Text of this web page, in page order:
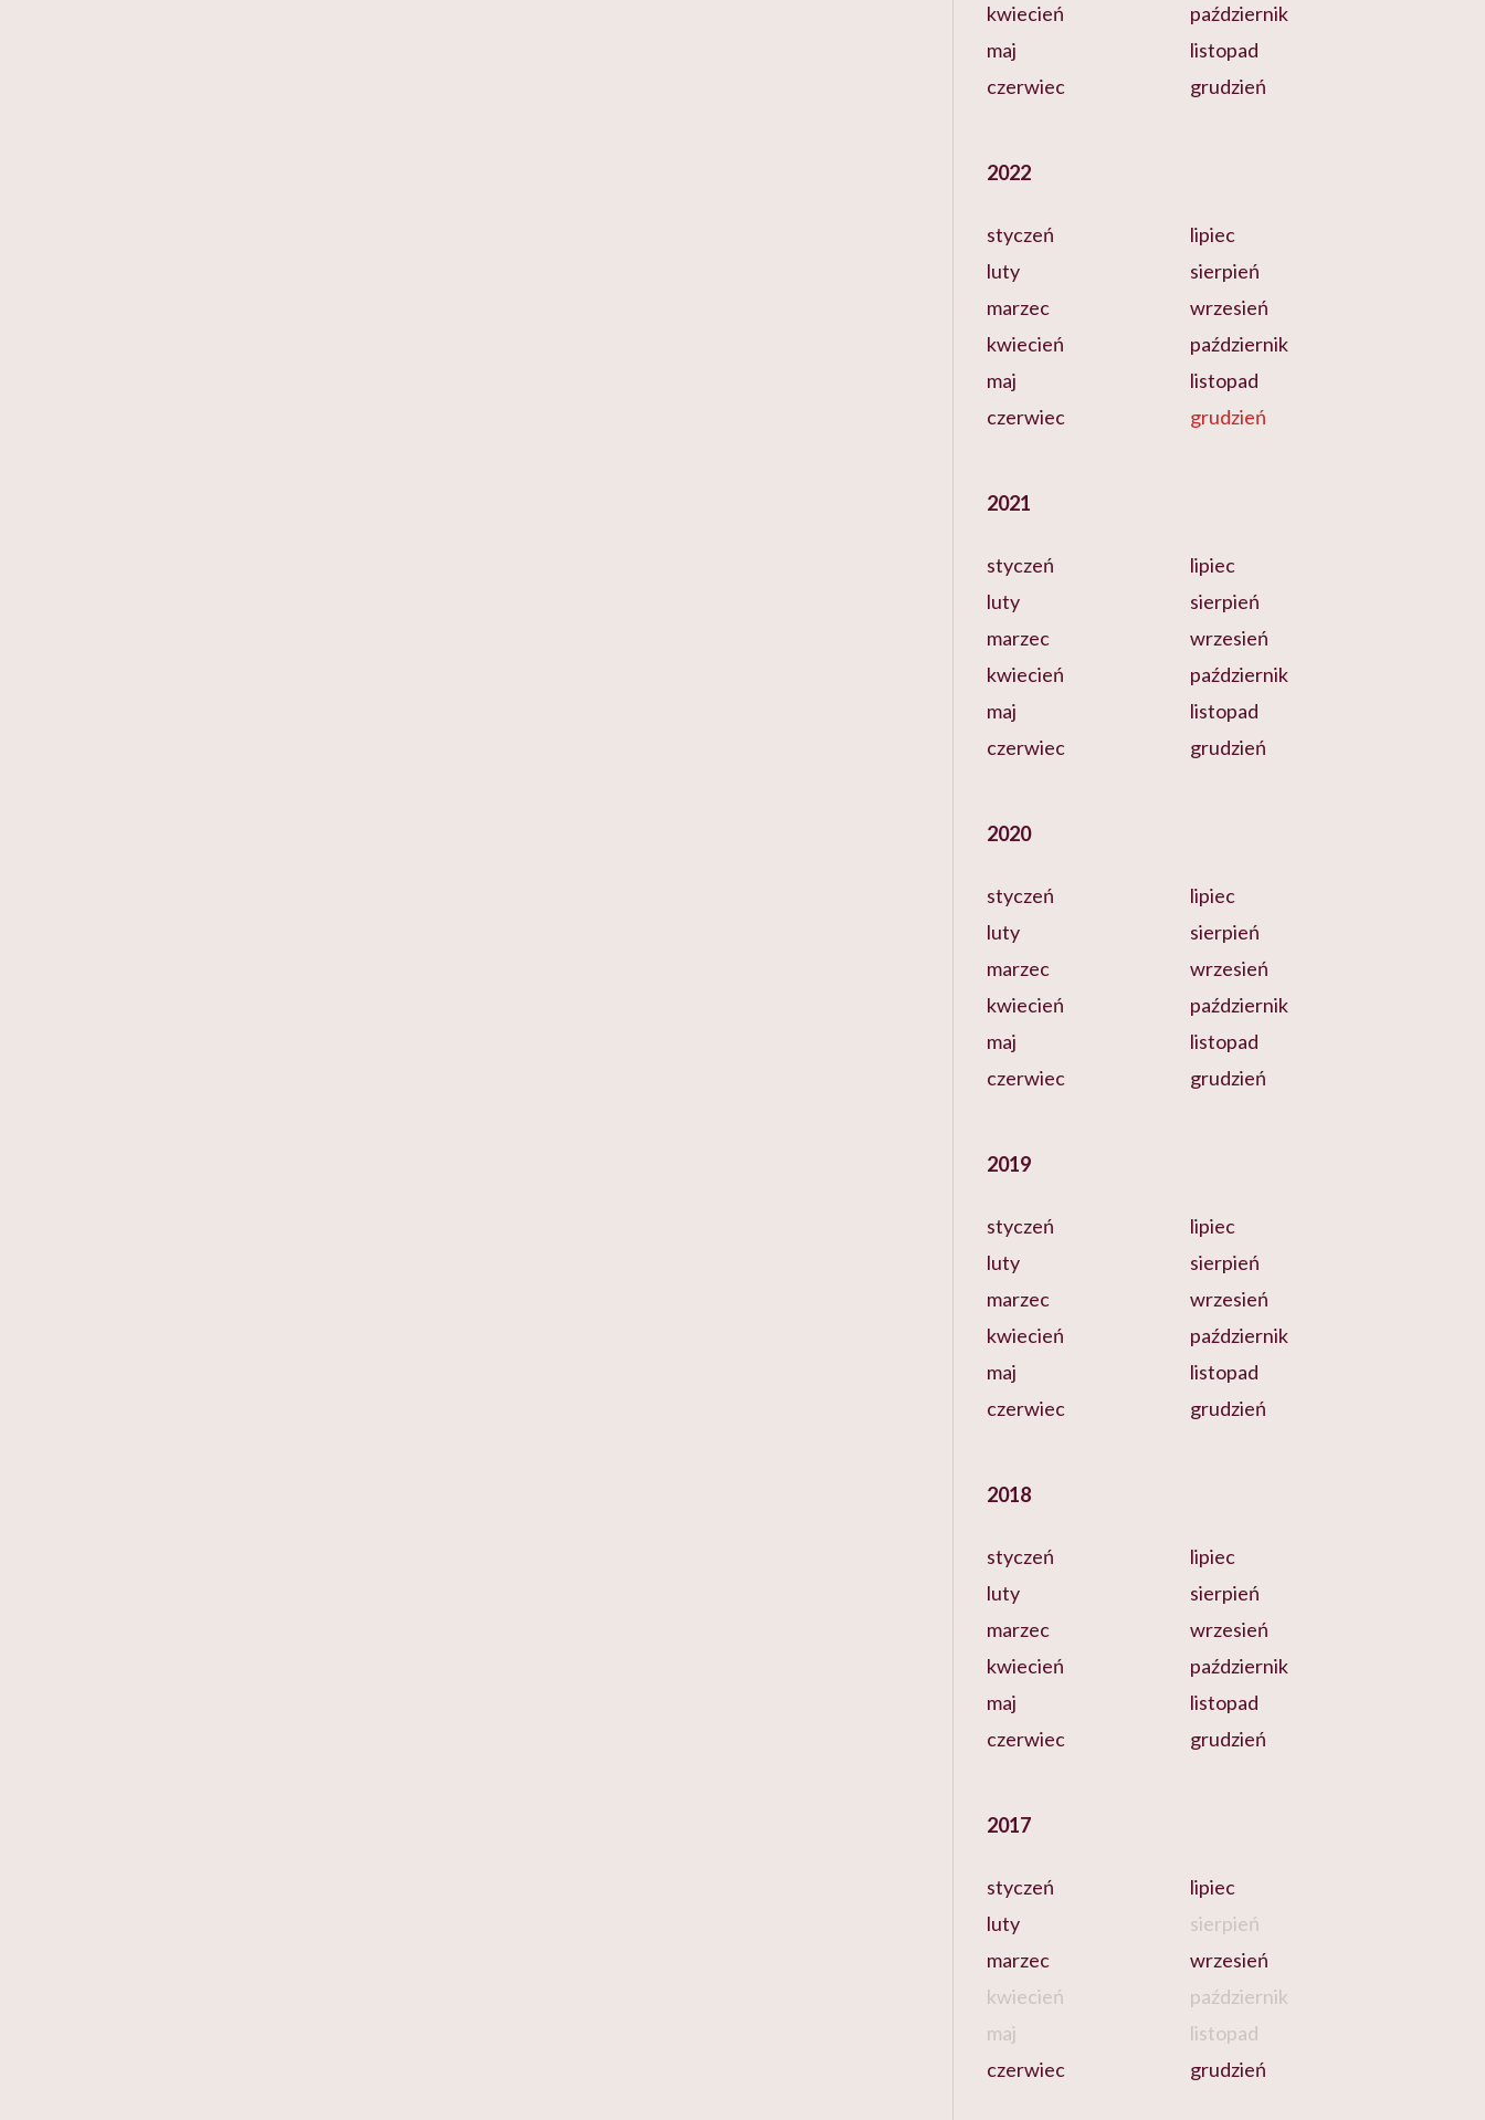
kwiecień
maj
czerwiec
październik
listopad
grudzień
2022
styczeń
luty
marzec
kwiecień
maj
czerwiec
lipiec
sierpień
wrzesień
październik
listopad
grudzień
2021
styczeń
luty
marzec
kwiecień
maj
czerwiec
lipiec
sierpień
wrzesień
październik
listopad
grudzień
2020
styczeń
luty
marzec
kwiecień
maj
czerwiec
lipiec
sierpień
wrzesień
październik
listopad
grudzień
2019
styczeń
luty
marzec
kwiecień
maj
czerwiec
lipiec
sierpień
wrzesień
październik
listopad
grudzień
2018
styczeń
luty
marzec
kwiecień
maj
czerwiec
lipiec
sierpień
wrzesień
październik
listopad
grudzień
2017
styczeń
luty
marzec
kwiecień
maj
czerwiec
lipiec
sierpień
wrzesień
październik
listopad
grudzień